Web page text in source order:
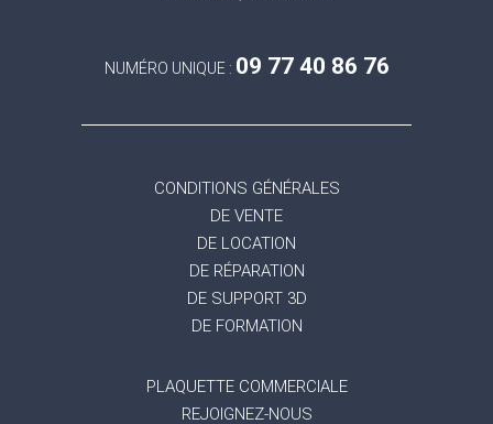
NUMÉRO UNIQUE : 09 77 40 86 76
CONDITIONS GÉNÉRALES
DE VENTE
DE LOCATION
DE RÉPARATION
DE SUPPORT 3D
DE FORMATION
PLAQUETTE COMMERCIALE
REJOIGNEZ-NOUS